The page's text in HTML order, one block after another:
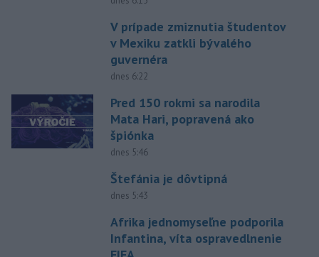
V prípade zmiznutia študentov
v Mexiku zatkli bývalého
guvernéra
dnes 6:22
Pred 150 rokmi sa narodila
Mata Hari, popravená ako
špiónka
dnes 5:46
Štefánia je dôvtipná
dnes 5:43
Afrika jednomyseľne podporila
Infantina, víta ospravedlnenie